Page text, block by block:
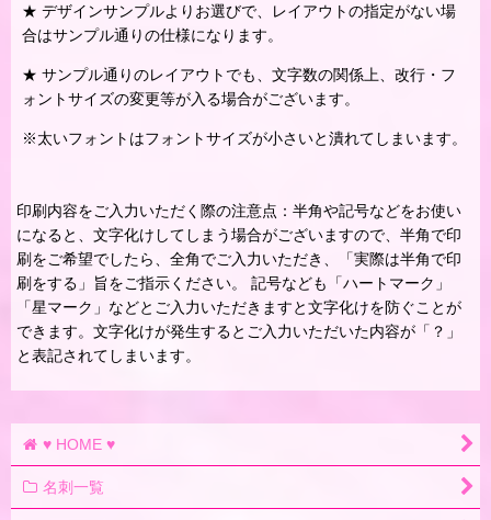
★ デザインサンプルよりお選びで、レイアウトの指定がない場
合はサンプル通りの仕様になります。
★ サンプル通りのレイアウトでも、文字数の関係上、改行・フ
ォントサイズの変更等が入る場合がございます。
※太いフォントはフォントサイズが小さいと潰れてしまいます。
印刷内容をご入力いただく際の注意点：半角や記号などをお使い
になると、文字化けしてしまう場合がございますので、半角で印
刷をご希望でしたら、全角でご入力いただき、「実際は半角で印
刷をする」旨をご指示ください。 記号なども「ハートマーク」
「星マーク」などとご入力いただきますと文字化けを防ぐことが
できます。文字化けが発生するとご入力いただいた内容が「？」
と表記されてしまいます。
♥ HOME ♥
名刺一覧